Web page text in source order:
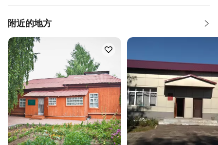
附近的地方